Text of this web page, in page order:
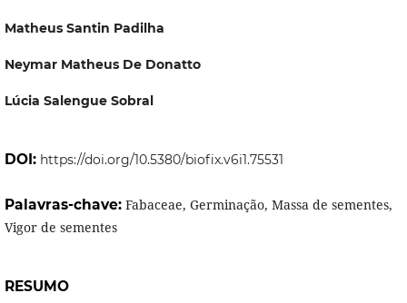
Matheus Santin Padilha
Neymar Matheus De Donatto
Lúcia Salengue Sobral
DOI: https://doi.org/10.5380/biofix.v6i1.75531
Palavras-chave: Fabaceae, Germinação, Massa de sementes,
Vigor de sementes
RESUMO